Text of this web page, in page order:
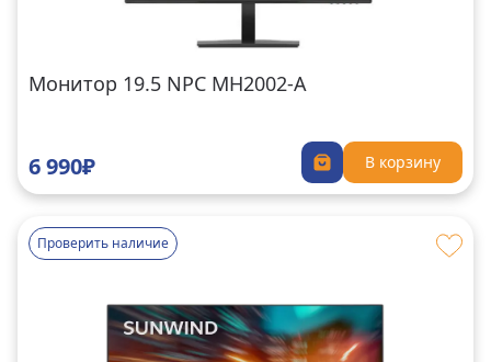
Монитор 19.5 NPC MH2002-A
6 990₽ В корзину
Проверить наличие